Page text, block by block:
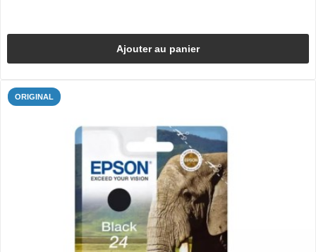
Ajouter au panier
ORIGINAL